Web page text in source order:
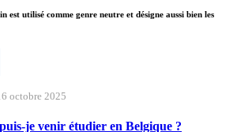
est utilisé comme genre neutre et désigne aussi bien les
octobre 2025
je venir étudier en Belgique ?